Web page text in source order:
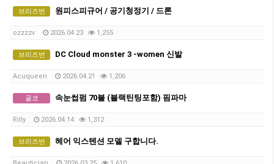
브리즈번 원피스피규어 / 공기청정기 / 드론
ozzzzv 2026.04.23 1,255
브리즈번 DC Cloud monster 3 -women 신발
Acuqueen 2026.04.21 1,206
골코 속눈썹펌 70불 (블랙틴팅포함) 핌파마
Rilly 2026.04.14 1,312
브리즈번 헤어 익스텐션 모델 구합니다.